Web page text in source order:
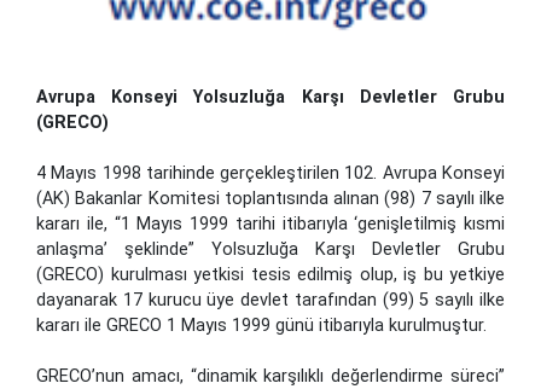
Avrupa Konseyi Yolsuzluğa Karşı Devletler Grubu
(GRECO)
4 Mayıs 1998 tarihinde gerçekleştirilen 102. Avrupa Konseyi
(AK) Bakanlar Komitesi toplantısında alınan (98) 7 sayılı ilke
kararı ile, “1 Mayıs 1999 tarihi itibarıyla ‘genişletilmiş kısmi
anlaşma’ şeklinde” Yolsuzluğa Karşı Devletler Grubu
(GRECO) kurulması yetkisi tesis edilmiş olup, iş bu yetkiye
dayanarak 17 kurucu üye devlet tarafından (99) 5 sayılı ilke
kararı ile GRECO 1 Mayıs 1999 günü itibarıyla kurulmuştur.
GRECO’nun amacı, “dinamik karşılıklı değerlendirme süreci”